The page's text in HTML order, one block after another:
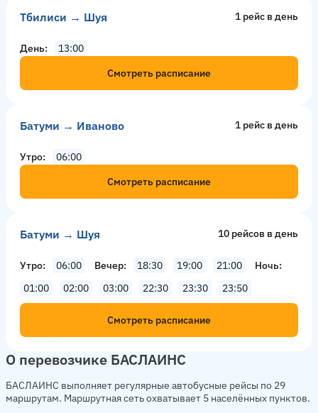
Тбилиси → Шуя 1 рейс в день
День
13:00
Смотреть расписание
Батуми → Иваново 1 рейс в день
Утро
06:00
Смотреть расписание
Батуми → Шуя 10 рейсов в день
Утро 06:00 Вечер 18:30 19:00 21:00
Ночь
01:00
02:00 03:00 22:30 23:30 23:50
Смотреть расписание
О перевозчике БАСЛАИНС
БАСЛАИНС выполняет регулярные автобусные рейсы по 29
маршрутам. Маршрутная сеть охватывает 5 населённых пунктов.